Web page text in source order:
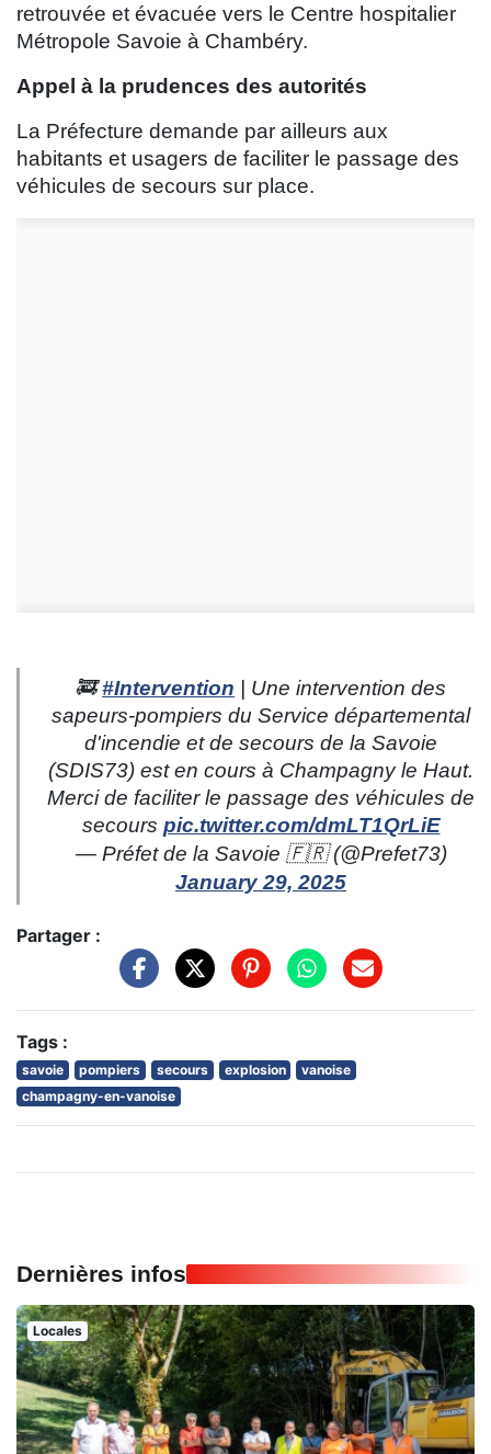
retrouvée et évacuée vers le Centre hospitalier
Métropole Savoie à Chambéry.
Appel à la prudences des autorités
La Préfecture demande par ailleurs aux
habitants et usagers de faciliter le passage des
véhicules de secours sur place.
🚒#Intervention | Une intervention des
sapeurs-pompiers du Service départemental
d'incendie et de secours de la Savoie
(SDIS73) est en cours à Champagny le Haut.
Merci de faciliter le passage des véhicules de
secours pic.twitter.com/dmLT1QrLiE
— Préfet de la Savoie 🇫🇷 (@Prefet73)
January 29, 2025
Partager :
Tags :
savoie pompiers secours explosion
vanoise
champagny-en-vanoise
Dernières infos
Locales